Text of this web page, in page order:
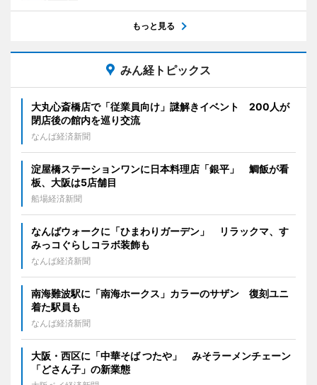
もっと見る
みん経トピックス
大丸心斎橋店で「従業員向け」謎解きイベント 200人が
閉店後の館内を巡り交流
なんば経済新聞
淀屋橋ステーションワンに日本料理店「銀平」 鯛飯が看
板、大阪は5店舗目
船場経済新聞
なんばウォークに「ひまわりガーデン」 リラックマ、す
みっコぐらしコラボ装飾も
なんば経済新聞
南海難波駅に「南海ホークス」カラーのサザン 復刻ユニ
着た駅員も
なんば経済新聞
大阪・西区に「中華そば つたや」 みそラーメンチェーン
「どさん子」の新業態